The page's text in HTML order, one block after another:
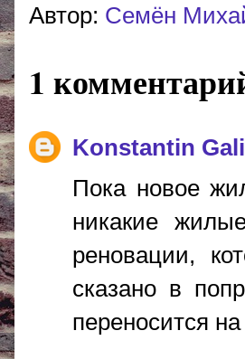
Автор: Cемён
1
Konstantin Gali
Пока новое
никакие
реновации,
сказано в
переносится